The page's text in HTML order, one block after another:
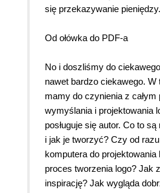
się przekazywanie pieniędzy.
Od ołówka do PDF-a
No i doszliśmy do
nawet bardzo ciekawego.
mamy do czynienia z całym
wymyślania i projektowania
posługuje się autor. Co to
i jak je tworzyć? Czy od
komputera do projektowania
proces tworzenia logo? Jak
inspirację? Jak wygląda